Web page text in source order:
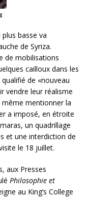
basse va
de Syriza.
de mobilisations
cailloux dans les
de «nouveau
vendre leur réalisme
même mentionner la
a imposé, en étroite
un quadrillage
et une interdiction de
le 18 juillet.
aux Presses
Philosophie et
au King’s College